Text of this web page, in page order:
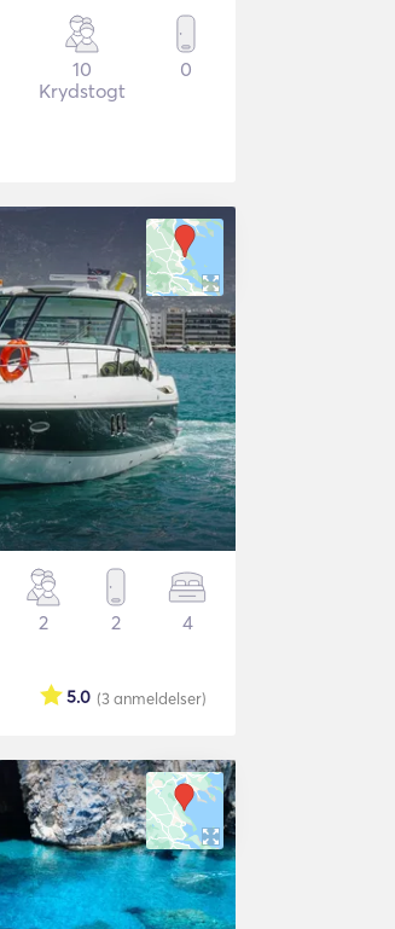
10
Krydstogt
0
2 2 4
(3anmeldelser)
5.0